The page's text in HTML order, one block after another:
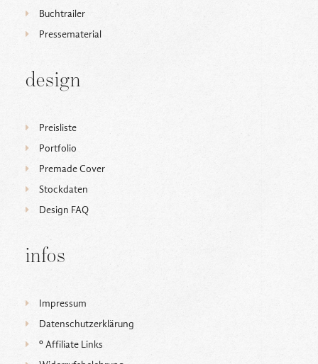
Buchtrailer
Pressematerial
design
Preisliste
Portfolio
Premade Cover
Stockdaten
Design FAQ
infos
Impressum
Datenschutzerklärung
ᵒ Affiliate Links